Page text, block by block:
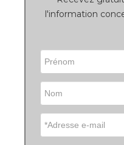
l'information